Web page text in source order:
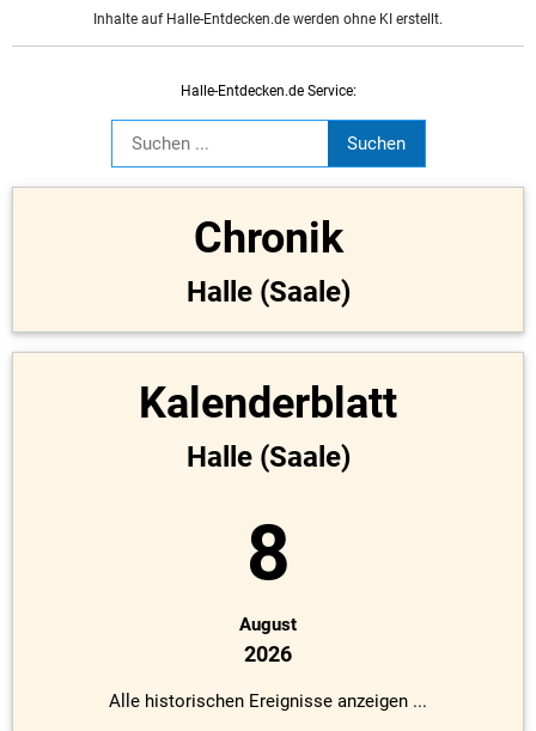
Inhalte auf Halle-Entdecken.de werden ohne KI erstellt.
Halle-Entdecken.de Service:
Chronik
Halle (Saale)
Kalenderblatt
Halle (Saale)
8
August
2026
Alle historischen Ereignisse anzeigen ...